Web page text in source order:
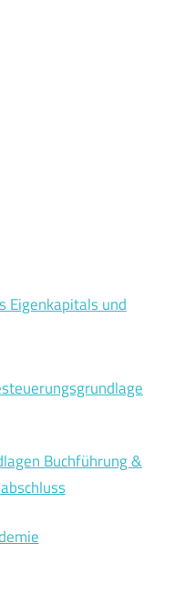
Eigenkapitals und
Buchführung &